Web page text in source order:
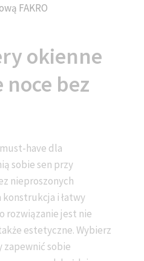
FAKRO
okienne
noce bez
have dla
sobie sen przy
nieproszonych
konstrukcja i łatwy
rozwiązanie jest nie
estetyczne. Wybierz
zapewnić sobie